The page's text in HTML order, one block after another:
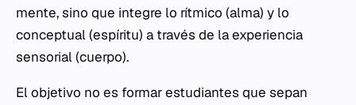
mente, sino que integre lo rítmico (alma) y lo
conceptual (espíritu) a través de la experiencia
sensorial (cuerpo).
El objetivo no es formar estudiantes que sepan